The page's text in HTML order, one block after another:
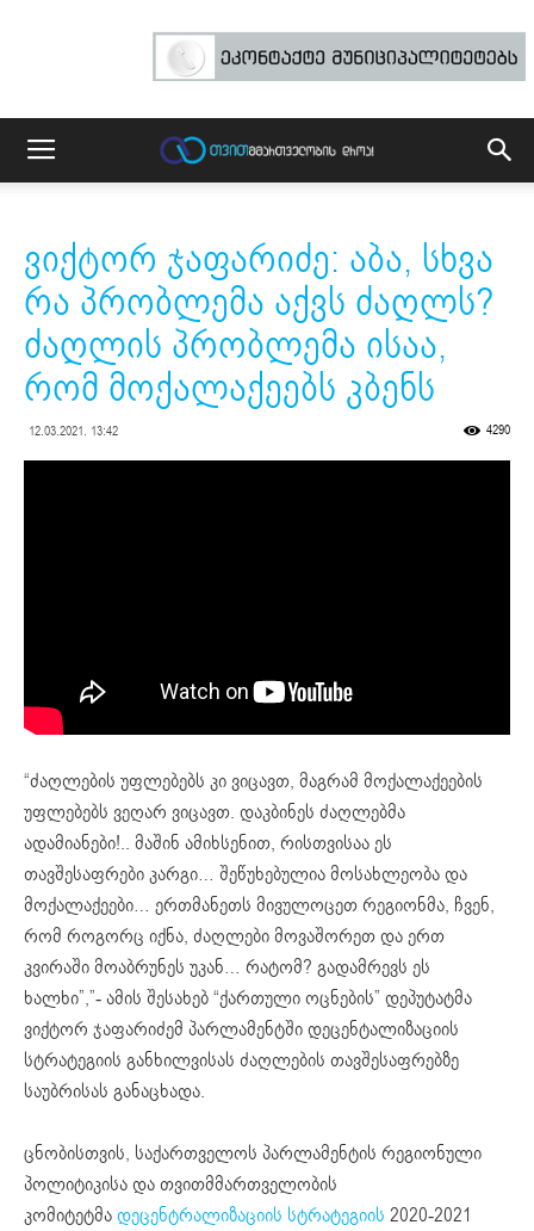
ვიქტორ ჯაფარიძე: აბა, სხვა
რა პრობლემა აქვს ძაღლს?
ძაღლის პრობლემა ისაა,
რომ მოქალაქეებს კბენს
12.03.2021. 13:42 4290
“ძაღლების უფლებებს კი ვიცავთ, მაგრამ მოქალაქეების
უფლებებს ვეღარ ვიცავთ. დაკბინეს ძაღლებმა
ადამიანები!.. მაშინ ამიხსენით, რისთვისაა ეს
თავშესაფრები კარგი… შეწუხებულია მოსახლეობა და
მოქალაქეები… ერთმანეთს მივულოცეთ რეგიონმა, ჩვენ,
რომ როგორც იქნა, ძაღლები მოვაშორეთ და ერთ
კვირაში მოაბრუნეს უკან… რატომ? გადამრევს ეს
ხალხი”,”- ამის შესახებ “ქართული ოცნების” დეპუტატმა
ვიქტორ ჯაფარიძემ პარლამენტში დეცენტალიზაციის
სტრატეგიის განხილვისას ძაღლების თავშესაფრებზე
საუბრისას განაცხადა.
ცნობისთვის, საქართველოს პარლამენტის რეგიონული
პოლიტიკისა და თვითმმართველობის
კომიტეტმადეცენტრალიზაციის სტრატეგიის 2020-2021